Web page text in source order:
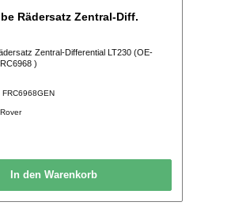
Rädersatz Zentral-Diff.
Zentral-Differential LT230 (OE-
)
FRC6968GEN
In den Warenkorb